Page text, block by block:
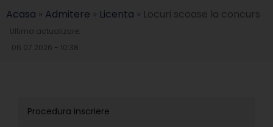
Acasa » Admitere » Licenta » Locuri scoase la concurs
Ultima actualizare:
06.07.2026 - 10:38
Procedura inscriere